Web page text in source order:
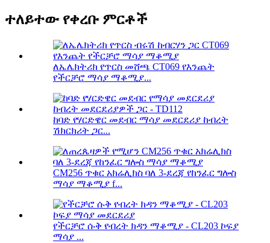
ተለይተው የቀረቡ ምርቶች
ለኤሌክትሪክ የጥርስ መሸጫ CT069 የእንጨት
የችርቻሮ ማሳያ ማቆሚያ...
ከባድ የሃርድዌር መደብር ማሳያ መደርደሪያ ከብረት
ሽክርክሪት ጋር...
CM256 ጥቁር አክሬሊክስ ባለ 3-ደረጃ የከንፈር ግሎስ
ማሳያ ማቆሚያ f...
የችርቻሮ ሱቅ የብረት ክዳን ማቆሚያ - CL203 ኮፍያ
ማሳያ ...